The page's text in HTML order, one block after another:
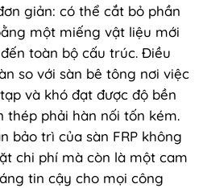
giản: có thể cắt bỏ phần
một miếng vật liệu mới
toàn bộ cấu trúc. Điều
so với sàn bê tông nơi việc
và khó đạt được độ bền
thép phải hàn nối tốn kém.
bảo trì của sàn FRP không
chi phí mà còn là một cam
tin cậy cho mọi công